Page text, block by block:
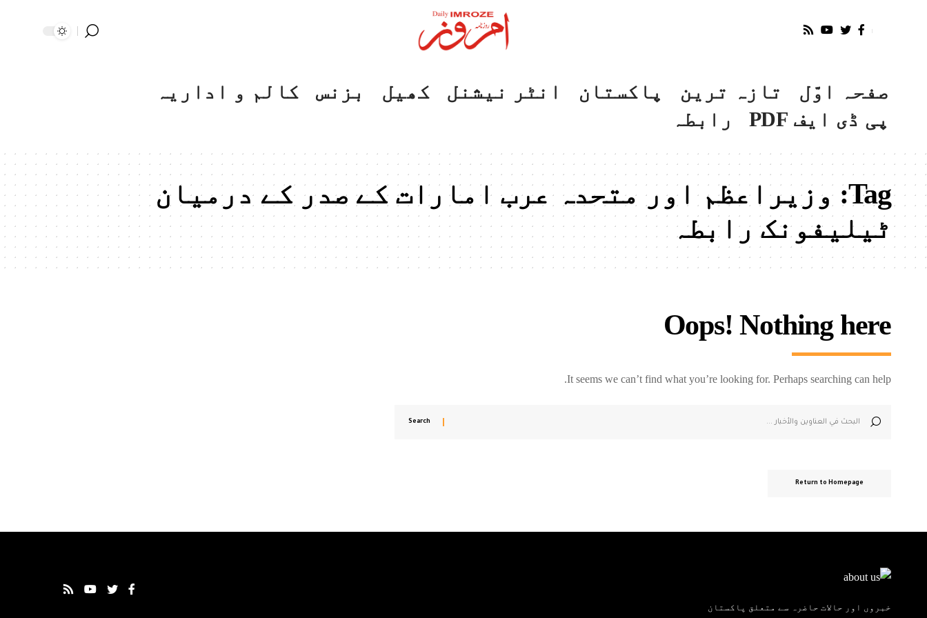
صفحہ اوّل تازہ ترین پاکستان انٹر نیشنل کھیل بزنس
کالم و اداریہ
پی ڈی ایف PDF
رابطہ
Tag: وزیراعظم اور متحدہ عرب امارات کے صدر کے درمیان
ٹیلیفونک رابطہ
Oops! Nothing here
It seems we can’t find what you’re looking for. Perhaps searching can help.
Return to Homepage
خبروں اور حالات حاضرہ سے متعلق پاکستان